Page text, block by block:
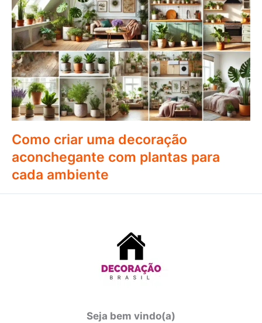
Como criar uma decoração
aconchegante com plantas para
cada ambiente
Seja bem vindo(a)